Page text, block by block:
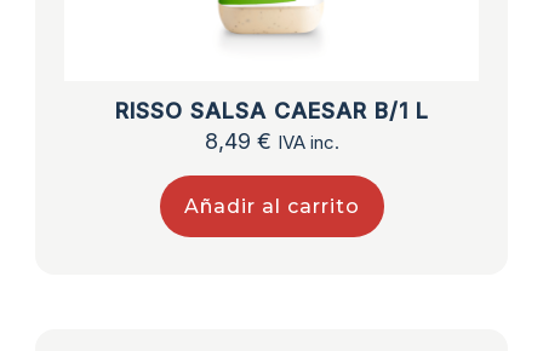
RISSO SALSA CAESAR B/1 L
8,49 € IVA inc.
Añadir al carrito